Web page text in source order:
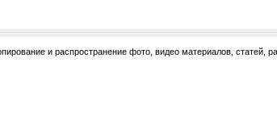
и распространение фото, видео материалов,